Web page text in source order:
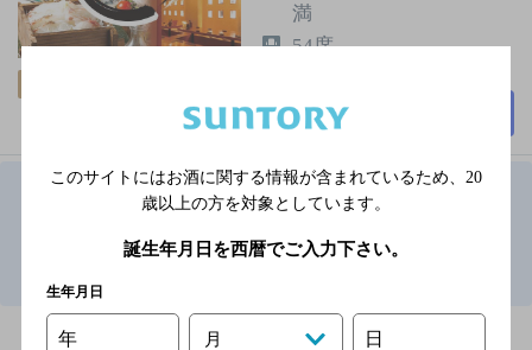
満
54席
1
国分寺駅(東京都)周辺500m,居酒屋,座敷あり,個
※店舗によりハイボール取り扱い銘柄が異なります。
このサイトにはお酒に関する情報が含まれているため、 20
歳以上の方を対象としています。
誕生年月日を西暦でご入力下さい。
生年月日
年 月 日